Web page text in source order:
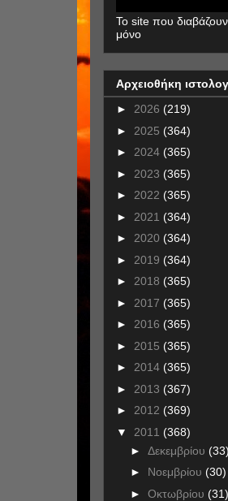
To site που διαβάζουν
μόνο
Αρχειοθήκη
► 2026 (219)
► 2025 (364)
► 2024 (365)
► 2023 (365)
► 2022 (365)
► 2021 (364)
► 2020 (364)
► 2019 (364)
► 2018 (365)
► 2017 (365)
► 2016 (365)
► 2015 (365)
► 2014 (365)
► 2013 (367)
► 2012 (369)
▼ 2011 (368)
► Δεκεμβρίου (33)
► Νοεμβρίου (30)
► Οκτωβρίου (31)